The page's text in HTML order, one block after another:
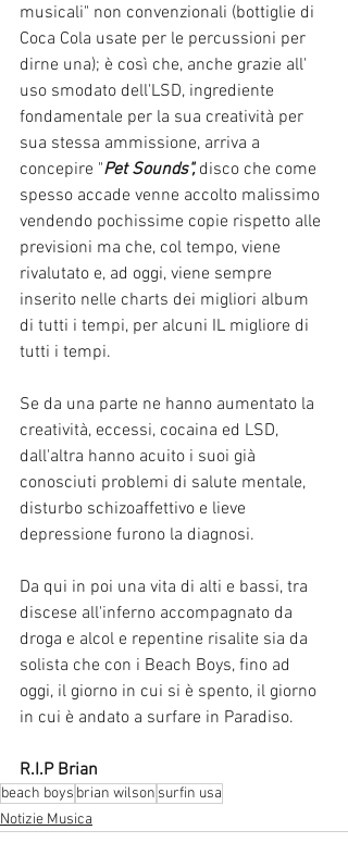
musicali" non convenzionali (bottiglie di
Coca Cola usate per le percussioni per
dirne una); è così che, anche grazie all'
uso smodato dell'LSD, ingrediente
fondamentale per la sua creatività per
sua stessa ammissione, arriva a
concepire "Pet Sounds", disco che come
spesso accade venne accolto malissimo
vendendo pochissime copie rispetto alle
previsioni ma che, col tempo, viene
rivalutato e, ad oggi, viene sempre
inserito nelle charts dei migliori album
di tutti i tempi, per alcuni IL migliore di
tutti i tempi.
Se da una parte ne hanno aumentato la
creatività, eccessi, cocaina ed LSD,
dall'altra hanno acuito i suoi già
conosciuti problemi di salute mentale,
disturbo schizoaffettivo e lieve
depressione furono la diagnosi.
Da qui in poi una vita di alti e bassi, tra
discese all'inferno accompagnato da
droga e alcol e repentine risalite sia da
solista che con i Beach Boys, fino ad
oggi, il giorno in cui si è spento, il giorno
in cui è andato a surfare in Paradiso.
R.I.P Brian
beach boys brian wilson surfin usa
Notizie Musica